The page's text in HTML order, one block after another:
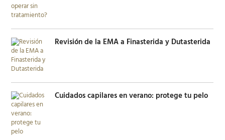
Revisión de la EMA a Finasterida y Dutasterida
Cuidados capilares en verano: protege tu pelo